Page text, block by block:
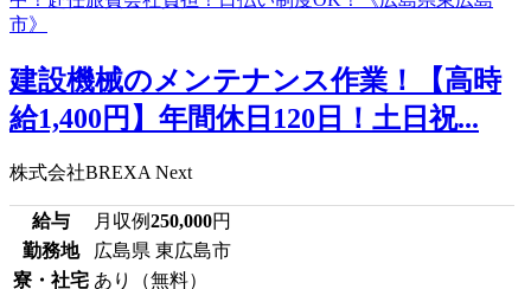
建設機械のメンテナンス作業！【高時
給1,400円】年間休日120日！土日祝...
株式会社BREXA Next
給与 月収例250,000円
勤務地
広島県 東広島市
寮・社宅 あり（無料）